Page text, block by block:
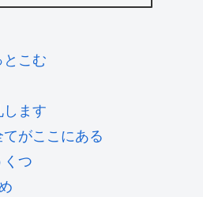
こむ
ます
てがここにある
つ